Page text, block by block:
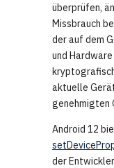
überprüfen,
Missbrauch
der auf dem
und
aktuelle
genehmigten
Android 12
der